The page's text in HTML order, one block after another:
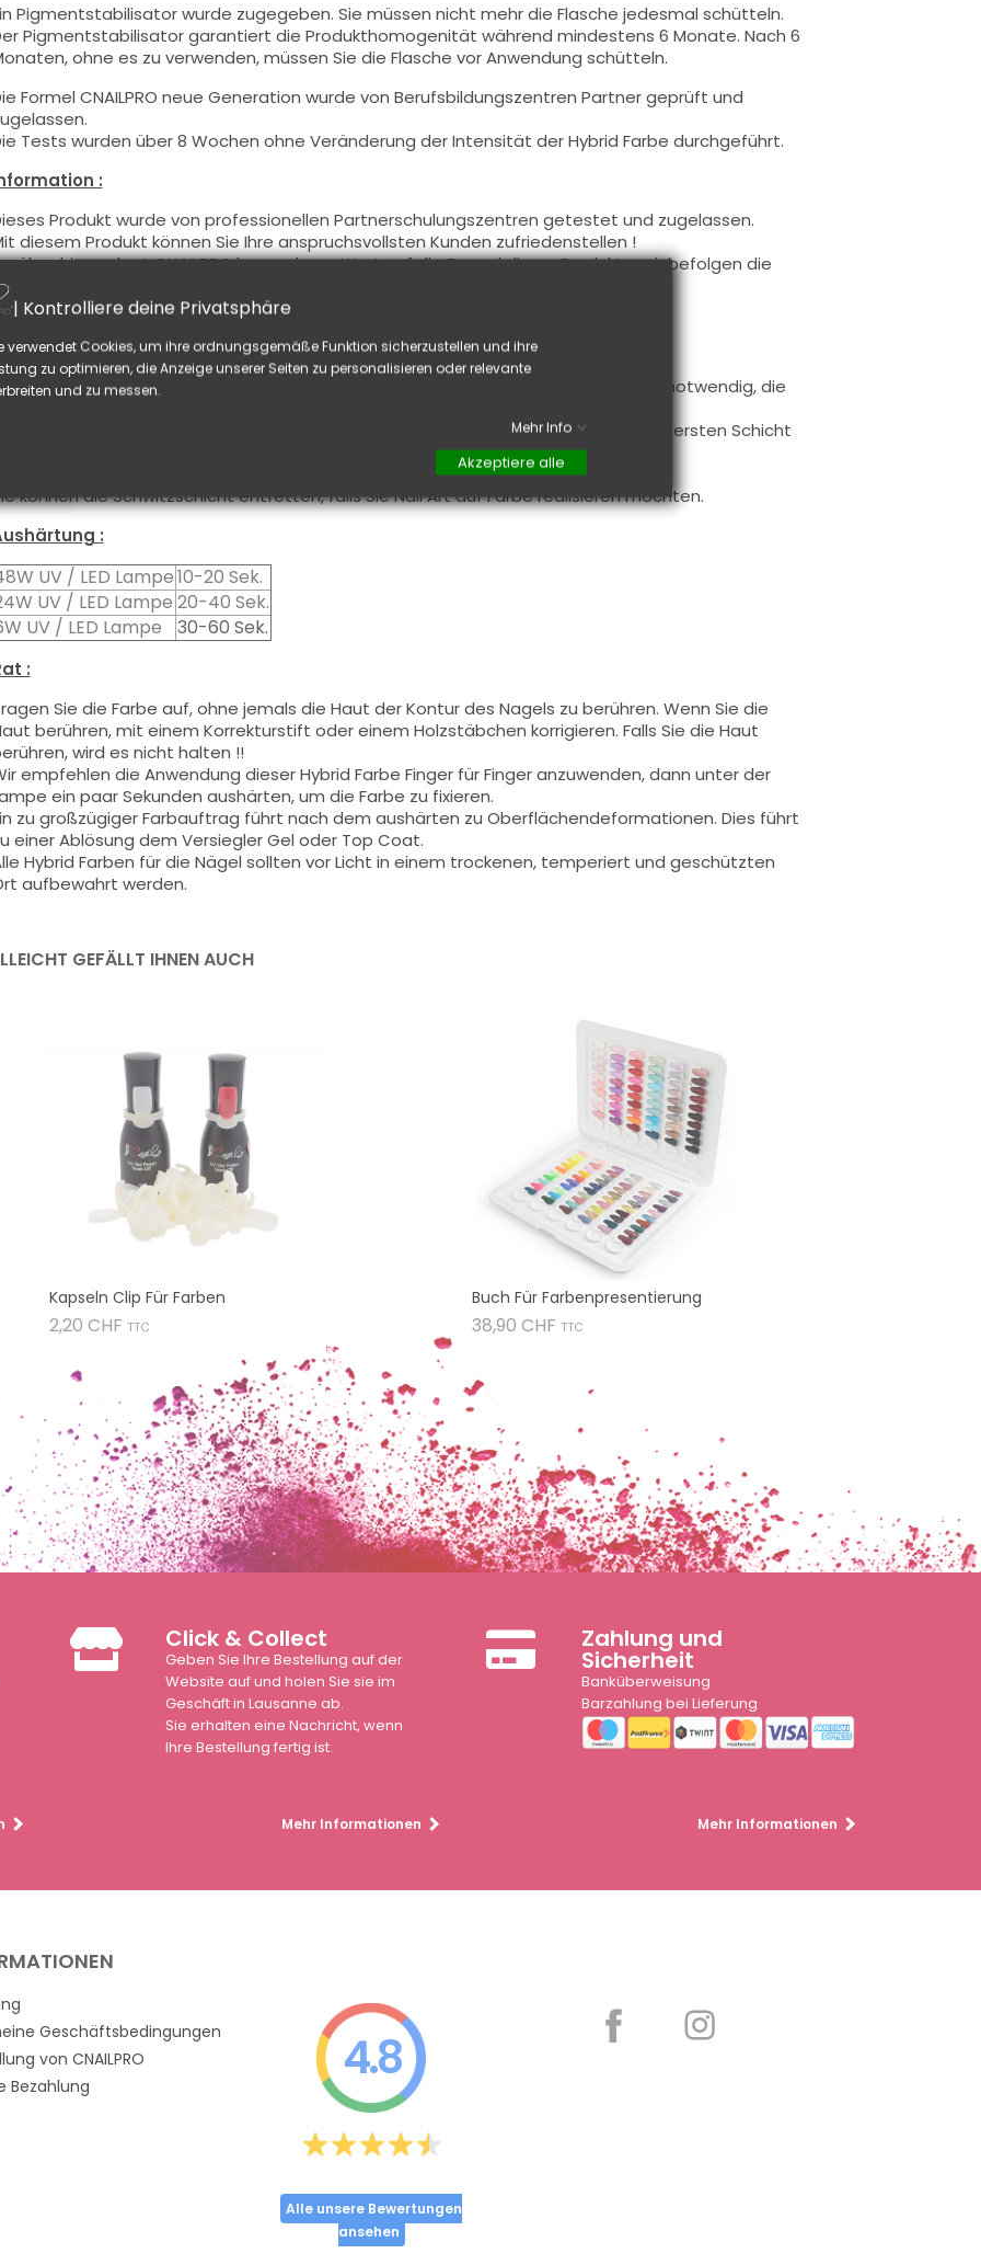
Pigmentstabilisator wurde zugegeben. Sie müssen nicht mehr die Flasche jedesmal schütteln.
Pigmentstabilisator garantiert die Produkthomogenität während mindestens 6 Monate. Nach 6
ohne es zu verwenden, müssen Sie die Flasche vor Anwendung schütteln.
Formel CNAILPRO neue Generation wurde von Berufsbildungszentren Partner geprüft und
Tests wurden über 8 Wochen ohne Veränderung der Intensität der Hybrid Farbe durchgeführt.
:
Produkt wurde von professionellen Partnerschulungszentren getestet und zugelassen.
diesem Produkt können Sie Ihre anspruchsvollsten Kunden zufriedenstellen !
hinaus legt CNAILPRO besonderen Wert auf die Formel dieser Produkte, wir befolgen die
Vorschriften und garantieren die Gültigkeit unserer Produkte.
soll eine optimale Nutzungssicherheit gewährleistet werden.
:
Farbe mit dem Pinsel, auf dünner Weise, auf die Basis auftragen (es ist nicht notwendig, die
Dieses Produkt wird in zwei Schichten aufgetragen, schließen Sie die freie Kante zur ersten Schicht
und tragen Sie die zweite Schicht auf, um ein optimales Ergebnis zu gewährleisten.
in Frenchverwendet.
können dieSchwitzschichtentfetten, falls Sie Nail Art auf Farbe realisieren möchten.
:
UV / LED Lampe10-20 Sek.
UV / LED Lampe 20-40 Sek.
UV / LED Lampe
30-60 Sek.
:
Sie die Farbe auf, ohne jemals die Haut der Kontur des Nagels zu berühren. Wenn Sie die
berühren, mit einem Korrekturstift oder einem Holzstäbchen korrigieren. Falls Sie die Haut
wird es nicht halten !!
empfehlen die Anwendung dieser Hybrid Farbe Finger für Finger anzuwenden, dann unter der
ein paar Sekunden aushärten, um die Farbe zu fixieren.
zu großzügiger Farbauftrag führt nach dem aushärten zu Oberflächendeformationen. Dies führt
einer Ablösung dem Versiegler Gel oder Top Coat.
Hybrid Farben für die Nägel sollten vor Licht in einem trockenen, temperiert und geschützten
aufbewahrt werden.
GEFÄLLT IHNEN AUCH
Kapseln Clip Für Farben
2,20 CHF Preis
TTC
Buch Für Farbenpresentierung
38,90 CHF Preis
TTC
Click & Collect
Geben Sie Ihre Bestellung auf der
Website auf und holen Sie sie im
Geschäft in Lausanne ab.
Sie erhalten eine Nachricht, wenn
Ihre Bestellung fertig ist.
Mehr Informationen
Zahlung und
Sicherheit
Banküberweisung
Barzahlung bei Lieferung
Mehr Informationen
Geschäftsbedingungen
von CNAILPRO
Bezahlung
4.8
Alle unsere Bewertungen
ansehen
| Kontrolliere deine Privatsphäre
verwendet Cookies, um ihre ordnungsgemäße Funktion sicherzustellen und ihre
zu optimieren, die Anzeige unserer Seiten zu personalisieren oder relevante
und zu messen.
Mehr Info
Akzeptiere alle